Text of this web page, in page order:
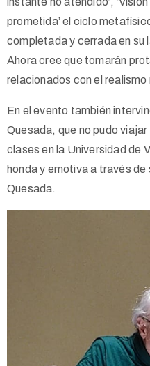
prometida’ el ciclo
completada y cerrada en su
Ahora cree que tomarán
relacionados con el
En el evento también
Quesada, que no pudo
clases en la Universidad de
honda y emotiva a través
Quesada.